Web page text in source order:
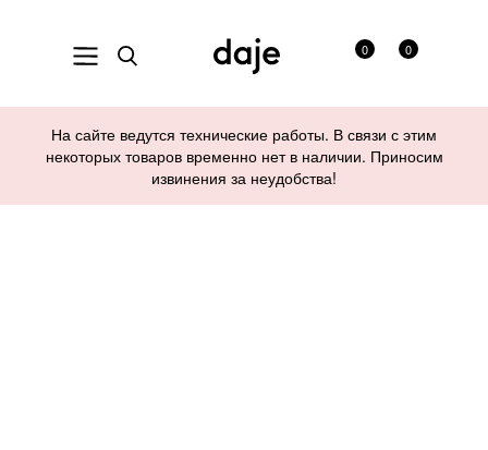
0
0
На сайте ведутся технические работы. В связи с этим
некоторых товаров временно нет в наличии. Приносим
извинения за неудобства!